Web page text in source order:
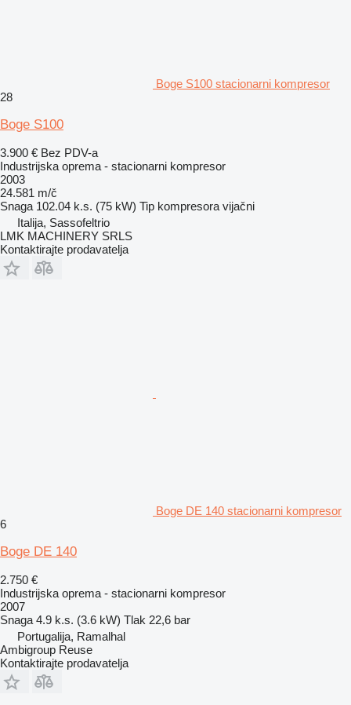
Boge S100 stacionarni kompresor
28
Boge S100
3.900 € Bez PDV-a
Industrijska oprema - stacionarni kompresor
2003
24.581 m/č
Snaga 102.04 k.s. (75 kW) Tip kompresora vijačni
Italija, Sassofeltrio
LMK MACHINERY SRLS
Kontaktirajte prodavatelja
Boge DE 140 stacionarni kompresor
6
Boge DE 140
2.750 €
Industrijska oprema - stacionarni kompresor
2007
Snaga 4.9 k.s. (3.6 kW) Tlak 22,6 bar
Portugalija, Ramalhal
Ambigroup Reuse
Kontaktirajte prodavatelja